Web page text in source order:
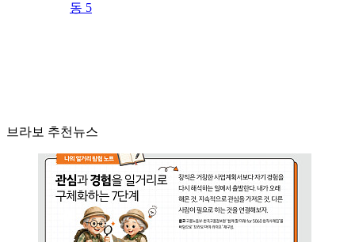
동 5
브라보 추천뉴스